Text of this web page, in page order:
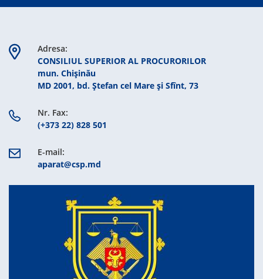
Adresa:
CONSILIUL SUPERIOR AL PROCURORILOR
mun. Chişinău
MD 2001, bd. Ștefan cel Mare şi Sfînt, 73
Nr. Fax:
(+373 22) 828 501
E-mail:
aparat@csp.md